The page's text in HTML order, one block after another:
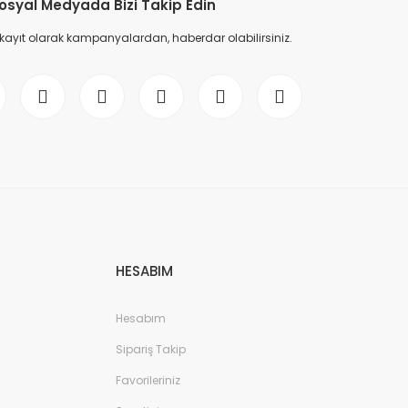
Medyada Bizi Takip Edin
olarak kampanyalardan, haberdar olabilirsiniz.
HESABIM
Hesabım
Sipariş Takip
Favorileriniz